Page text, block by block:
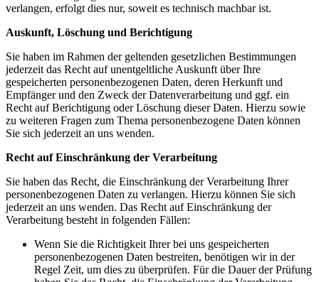
verlangen, erfolgt dies nur, soweit es technisch machbar ist.
Auskunft, Löschung und Berichtigung
Sie haben im Rahmen der geltenden gesetzlichen Bestimmungen
jederzeit das Recht auf unentgeltliche Auskunft über Ihre
gespeicherten personenbezogenen Daten, deren Herkunft und
Empfänger und den Zweck der Datenverarbeitung und ggf. ein
Recht auf Berichtigung oder Löschung dieser Daten. Hierzu sowie
zu weiteren Fragen zum Thema personenbezogene Daten können
Sie sich jederzeit an uns wenden.
Recht auf Einschränkung der Verarbeitung
Sie haben das Recht, die Einschränkung der Verarbeitung Ihrer
personenbezogenen Daten zu verlangen. Hierzu können Sie sich
jederzeit an uns wenden. Das Recht auf Einschränkung der
Verarbeitung besteht in folgenden Fällen:
Wenn Sie die Richtigkeit Ihrer bei uns gespeicherten
personenbezogenen Daten bestreiten, benötigen wir in der
Regel Zeit, um dies zu überprüfen. Für die Dauer der Prüfung